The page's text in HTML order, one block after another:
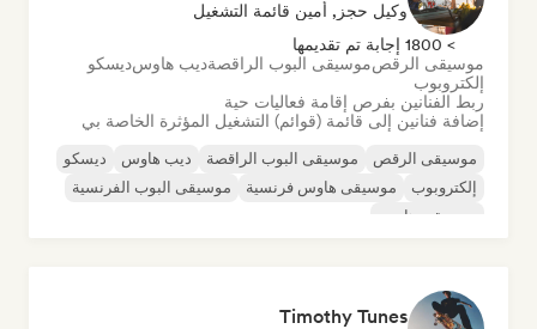
وكيل حجز, أمين قائمة التشغيل
> 1800 إجابة تم تقديمها
موسيقى الرقصموسيقى البوب الراقصةديب هاوسديسكو
إلكتروبوب
ربط الفنانين بفرص إقامة فعاليات حية
إضافة فنانين إلى قائمة (قوائم) التشغيل المؤثرة الخاصة بي
موسيقى الرقص موسيقى البوب الراقصة ديب هاوس
ديسكو
إلكتروبوب
موسيقى هاوس فرنسية
موسيقى البوب الفرنسية
موسيقى هاوس
Timothy Tunes